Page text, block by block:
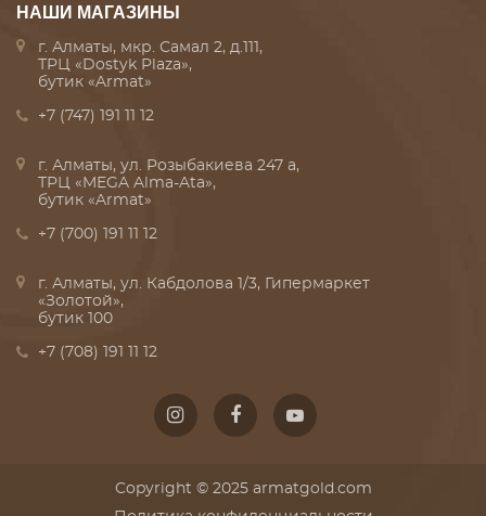
НАШИ МАГАЗИНЫ
г. Алматы, мкр. Самал 2, д.111,
ТРЦ «Dostyk Plaza»,
бутик «Armat»
+7 (747) 191 11 12
г. Алматы, ул. Розыбакиева 247 а,
ТРЦ «MEGA Alma-Ata»,
бутик «Armat»
+7 (700) 191 11 12
г. Алматы, ул. Кабдолова 1/3, Гипермаркет
«Золотой»,
бутик 100
+7 (708) 191 11 12
Copyright © 2025 armatgold.com